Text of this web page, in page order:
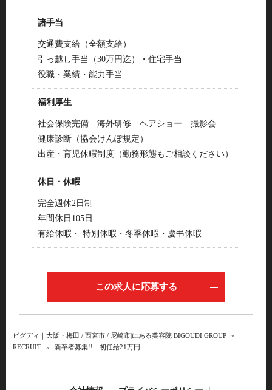
諸手当
交通費支給（全額支給）
引っ越し手当（30万円迄）・住宅手当
役職・業績・能力手当
福利厚生
社会保険完備 海外研修 ヘアショー 撮影会
健康診断（協会けんぽ規定）
出産・育児休暇制度（勤務形態もご相談ください）
休日・休暇
完全週休2日制
年間休日105日
有給休暇・ 特別休暇・冬季休暇・慶弔休暇
この求人に応募する
ビグディ｜大阪・梅田 / 西宮市 / 尼崎市|にある美容院 BIGOUDI GROUP
»
RECRUIT
» 新卒者募集!! 初任給21万円